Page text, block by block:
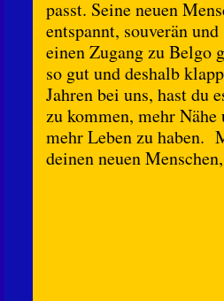
passt. Seine neuen
entspannt, souverän
einen Zugang zu Belgo
so gut und deshalb
Jahren bei uns, hast du
zu kommen, mehr
mehr Leben zu haben.
deinen neuen